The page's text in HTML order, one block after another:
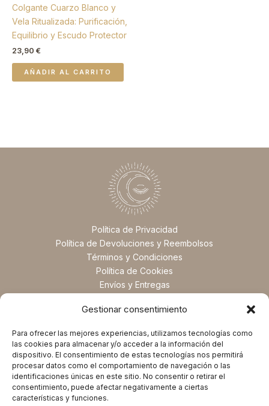
Gestionar consentimiento
Para ofrecer las mejores experiencias, utilizamos tecnologías como
las cookies para almacenar y/o acceder a la información del
dispositivo. El consentimiento de estas tecnologías nos permitirá
procesar datos como el comportamiento de navegación o las
identificaciones únicas en este sitio. No consentir o retirar el
consentimiento, puede afectar negativamente a ciertas
características y funciones.
Colgante Cuarzo Blanco y
Vela Ritualizada: Purificación,
Equilibrio y Escudo Protector
23,90 €
AÑADIR AL CARRITO
Política de Privacidad
Política de Devoluciones y Reembolsos
Términos y Condiciones
Política de Cookies
Envíos y Entregas